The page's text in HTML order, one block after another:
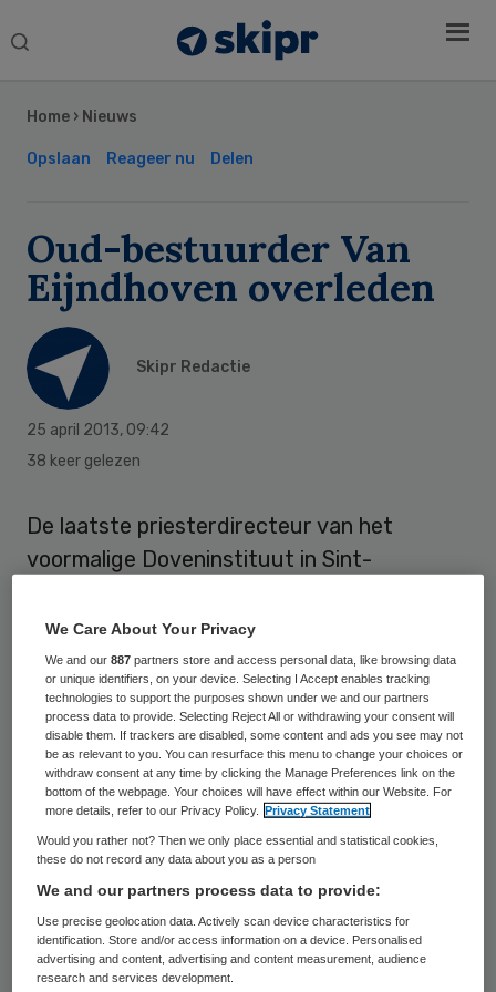
Search
Home › Nieuws
Opslaan Reageer nu Delen
Oud-bestuurder Van
Eijndhoven overleden
Skipr Redactie
25 april 2013, 09:42
38 keer gelezen
De laatste priesterdirecteur van het
voormalige Doveninstituut in Sint-
zondagavond op 86-jarige leeftijd
overleden. Van Eijndhoven vierde medio
vorig jaar nog zijn 60-jarige
priesterjubileum en presenteerde toen zijn
biografie met de titel: Dossier van een
emeritus.
Van Eijndhoven zette samen met wijlen
Antoine van Uden, die een eigen
taalmethode ontwikkelde voor dove
kinderen het Gestelse instituut op de
wereldkaart. In 1991 nam Van Eijndhoven
Sidebar
We Care About Your Privacy
We and our887 partners store and access personal data, like browsing data
or unique identifiers, on your device. Selecting I Accept enables tracking
technologies to support the purposes shown under we and our partners
process data to provide. Selecting Reject All or withdrawing your consent will
disable them. If trackers are disabled, some content and ads you see may not
be as relevant to you. You can resurface this menu to change your choices or
withdraw consent at any time by clicking the Manage Preferences link on the
bottom of the webpage. Your choices will have effect within our Website. For
more details, refer to our Privacy Policy.
Privacy Statement
Would you rather not? Then we only place essential and statistical cookies,
these do not record any data about you as a person
We and our partners process data to provide:
Use precise geolocation data. Actively scan device characteristics for
identification. Store and/or access information on a device. Personalised
advertising and content, advertising and content measurement, audience
research and services development.